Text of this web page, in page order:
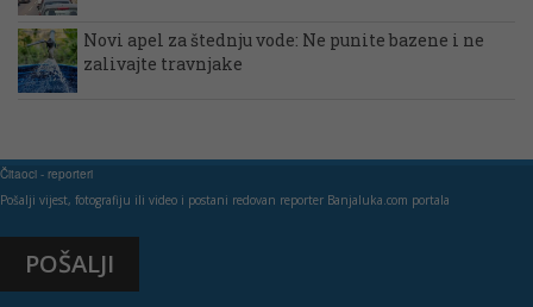
Novi apel za štednju vode: Ne punite bazene i ne
zalivajte travnjake
Čitaoci - reporteri
Pošalji vijest, fotografiju ili video i postani redovan reporter Banjaluka.com portala
POŠALJI